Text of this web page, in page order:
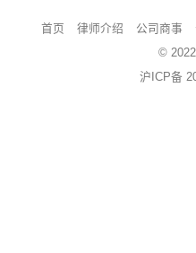
首页 律师介绍 公司商事
©
沪ICP备